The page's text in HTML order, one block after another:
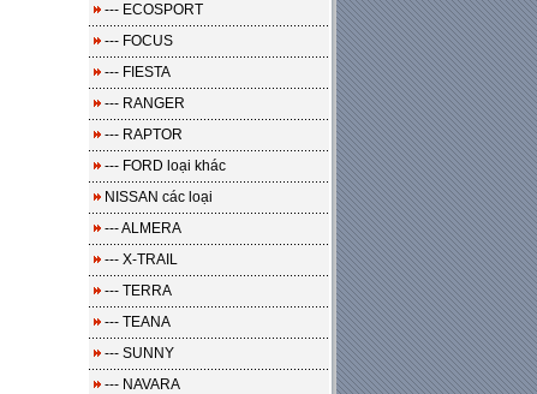
--- ECOSPORT
--- FOCUS
--- FIESTA
--- RANGER
--- RAPTOR
--- FORD loại khác
NISSAN các loại
--- ALMERA
--- X-TRAIL
--- TERRA
--- TEANA
--- SUNNY
--- NAVARA